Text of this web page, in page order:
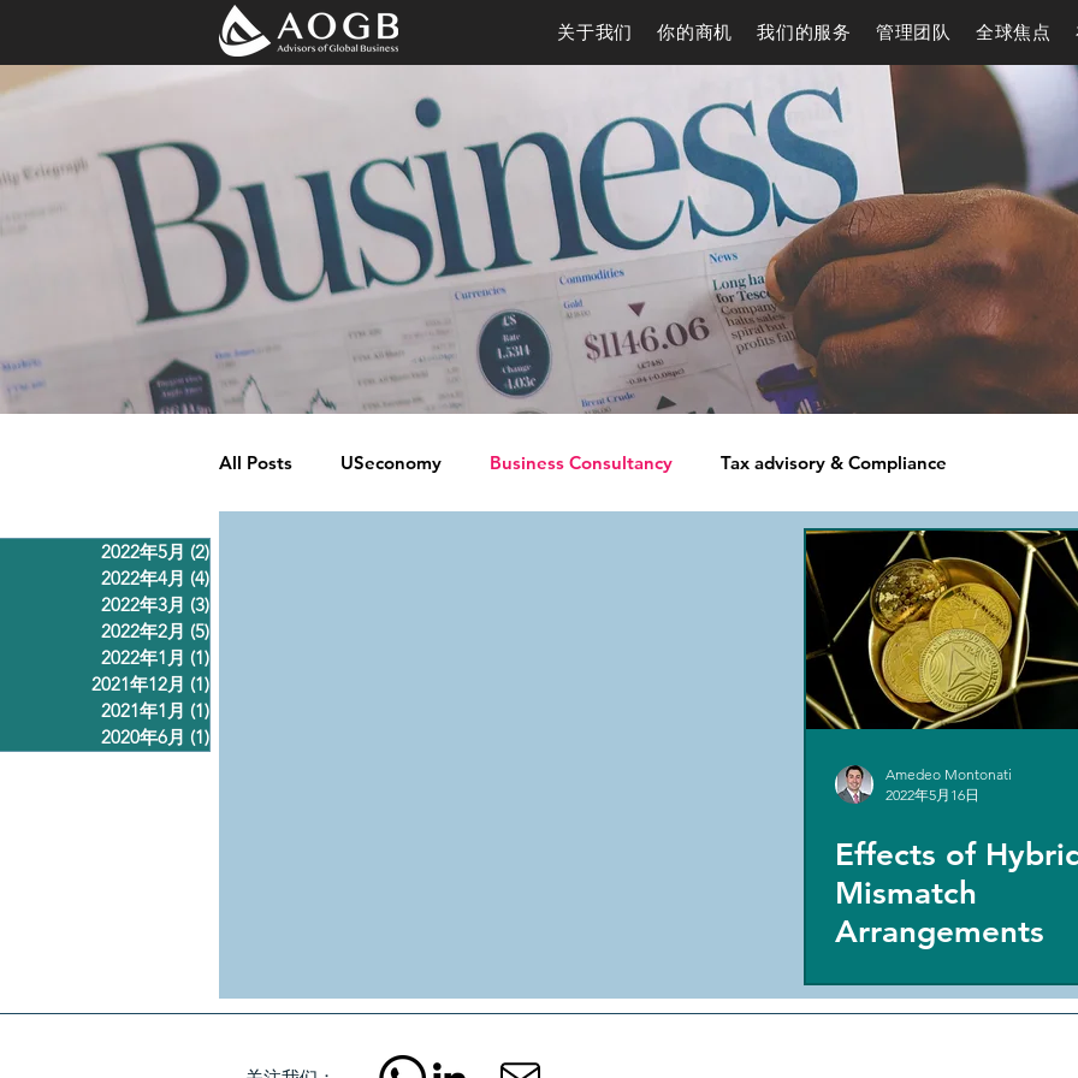
关于我们 你的商机 我们的服务 管理团队 全球焦点
2022年5月 (2)
2022年4月 (4)
2022年3月 (3)
2022年2月 (5)
2022年1月 (1)
2021年12月 (1)
2021年1月 (1)
2020年6月 (1)
All Posts USeconomy Business Consultancy Tax advisory & Compliance
Amedeo Montonati
2022年5月16日
Effects of
Mismatch
Arrangements